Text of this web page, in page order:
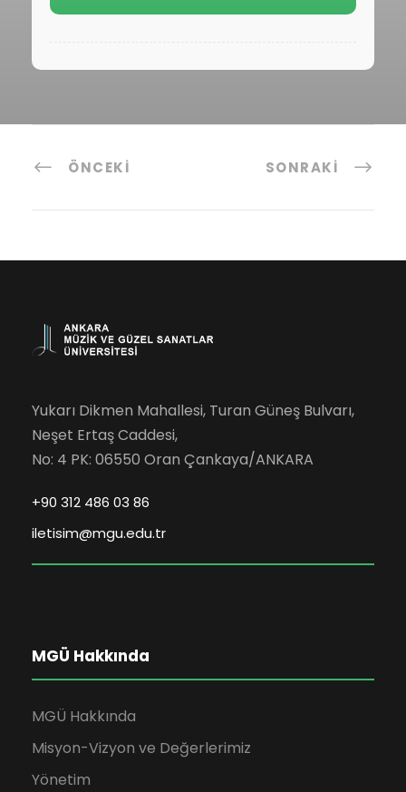
ÖNCEKI SONRAKI
Yukarı Dikmen Mahallesi, Turan Güneş Bulvarı,
Neşet Ertaş Caddesi,
No: 4 PK: 06550 Oran Çankaya/ANKARA
+90 312 486 03 86
iletisim@mgu.edu.tr
MGÜ Hakkında
MGÜ Hakkında
Misyon-Vizyon ve Değerlerimiz
Yönetim